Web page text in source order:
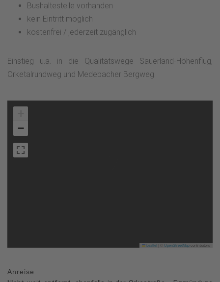
Bushaltestelle vorhanden
kein Eintritt möglich
kostenfrei / jederzeit zugänglich
Einstieg u.a. in die Qualitätswege Sauerland-Höhenflug,
Orketalrundweg und Medebacher Bergweg.
−
Leaflet OpenStreetMapcontributors
Anreise